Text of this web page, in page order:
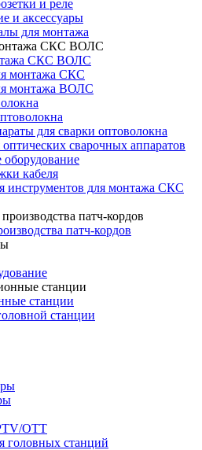
и реле
и аксессуары
для монтажа
СКС ВОЛС
монтажа СКС
монтажа ВОЛС
для сварки оптоволокна
сварочных аппаратов
оборудование
кабеля
инструментов для монтажа СКС
патч-кордов
станции
станции
OTT
головных станций